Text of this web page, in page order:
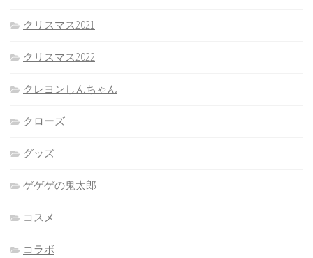
クリスマス2021
クリスマス2022
クレヨンしんちゃん
クローズ
グッズ
ゲゲゲの鬼太郎
コスメ
コラボ